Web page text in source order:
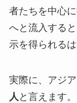
者たちを中心
へと流入する
示を得られる
実際に、アジ
人と言えます。